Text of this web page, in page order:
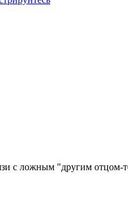
с ложным "другим отцом-